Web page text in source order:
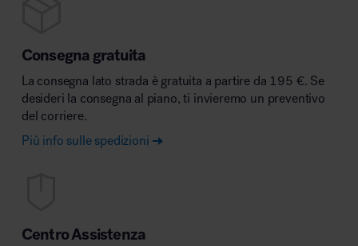
Consegna gratuita
La consegna lato strada è gratuita a partire da 195 €. Se
desideri la consegna al piano, ti invieremo un preventivo
del corriere.
Più info sulle spedizioni
Centro Assistenza